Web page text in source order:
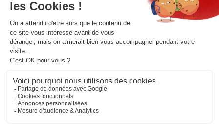
En vous inscrivant à notre newsletter, vous acceptez notre
confidentialité.
Retrouvons-nous sur